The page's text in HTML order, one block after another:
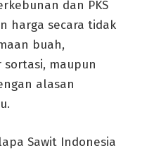
dan PKS
harga secara tidak
buah,
maupun
alasan
Sawit Indonesia